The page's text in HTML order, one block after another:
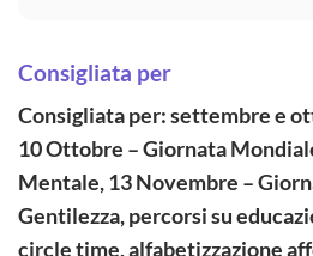
Consigliata per
Consigliata per: settembre e
10 Ottobre – Giornata
Mentale, 13 Novembre –
Gentilezza, percorsi su
circle time, alfabetizzazione